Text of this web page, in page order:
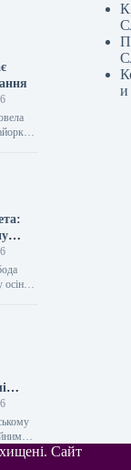
Це
и
Сайт